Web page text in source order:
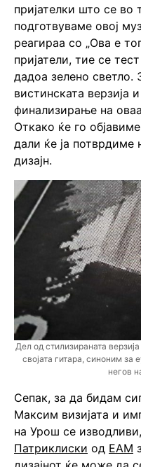
пријателки што се во
подготвуваме овој
реагираа со „Ова е
пријатели, тие се
дадоа зелено светло.
вистинската верзија
финализирање на оваа
Откако ќе го
дали ќе ја потврдиме
дизајн.
Дел од стилизираната
својата гитара, синоним за
негов
Сепак, за да бидам
Максим визијата и
на Урош се
Патриклиски од ЕАМ